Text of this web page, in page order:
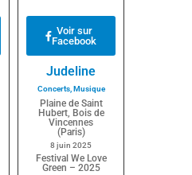
Voir sur
Facebook
Judeline
Concerts,Musique
Plaine de Saint
Hubert, Bois de
Vincennes
(Paris)
8 juin 2025
Festival We Love
Green – 2025